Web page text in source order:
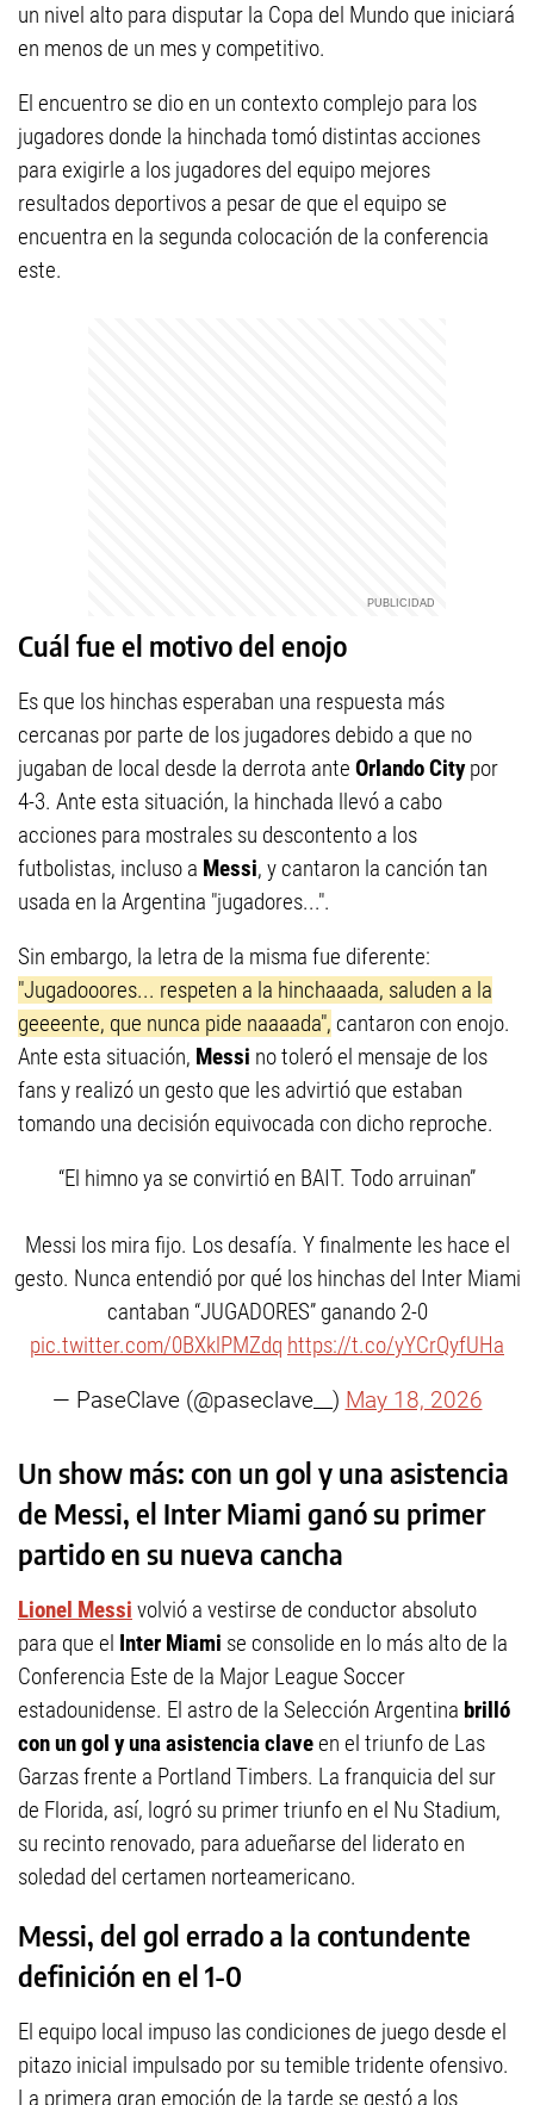
un nivel alto para disputar la Copa del Mundo que iniciará
en menos de un mes y competitivo.
El encuentro se dio en un contexto complejo para los
jugadores donde la hinchada tomó distintas acciones
para exigirle a los jugadores del equipo mejores
resultados deportivos a pesar de que el equipo se
encuentra en la segunda colocación de la conferencia
este.
Cuál fue el motivo del enojo
Es que los hinchas esperaban una respuesta más
cercanas por parte de los jugadores debido a que no
jugaban de local desde la derrota ante Orlando Citypor
4-3. Ante esta situación, la hinchada llevó a cabo
acciones para mostrales su descontento a los
futbolistas, incluso a Messi, y cantaron la canción tan
usada en la Argentina "jugadores...".
Sin embargo, la letra de la misma fue diferente:
"Jugadooores... respeten a la hinchaaada, saluden a la
geeeente, que nunca pide naaaada", cantaron con enojo.
Ante esta situación, Messi no toleró el mensaje de los
fans y realizó un gesto que les advirtió que estaban
tomando una decisión equivocada con dicho reproche.
“El himno ya se convirtió en BAIT. Todo arruinan”
Messi los mira fijo. Los desafía. Y finalmente les hace el
gesto. Nunca entendió por qué los hinchas del Inter Miami
cantaban “JUGADORES” ganando 2-0
pic.twitter.com/0BXklPMZdq https://t.co/yYCrQyfUHa
— PaseClave (@paseclave__) May 18, 2026
Un show más: con un gol y una asistencia
de Messi, el Inter Miami ganó su primer
partido en su nueva cancha
Lionel Messi volvió a vestirse de conductor absoluto
para que el Inter Miami se consolide en lo más alto de la
Conferencia Este de la Major League Soccer
estadounidense. El astro de la Selección Argentina brilló
con un gol y una asistencia claveen el triunfo de Las
Garzas frente a Portland Timbers. La franquicia del sur
de Florida, así, logró su primer triunfo en el Nu Stadium,
su recinto renovado, para adueñarse del liderato en
soledad del certamen norteamericano.
Messi, del gol errado a la contundente
definición en el 1-0
El equipo local impuso las condiciones de juego desde el
pitazo inicial impulsado por su temible tridente ofensivo.
La primera gran emoción de la tarde se gestó a los